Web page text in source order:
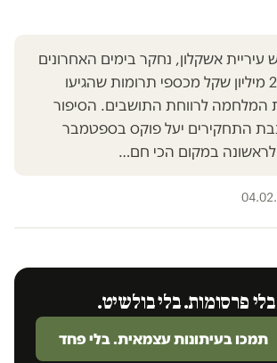
אשקלון, נחקר בימים האחרונים
בחשד לגניבת 26 מיליון שקל מכספי תרומות שהגיעו
המלחמה לרווחת התושבים. הסיפור
התחקירים יעל פוקס בספטמבר
לראשונה במקום הכי חם…
בלי פרסומות. בלי בולשיט.
תמכו בעיתונות עצמאית. בלי פחד